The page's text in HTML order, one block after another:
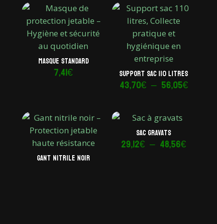
Masque standard
7,41€ Support sac 110 litres
43,70€ – 56,05€Plage
Gant nitrile noir
Sac gravats
29,12€ – 48,56€Plage